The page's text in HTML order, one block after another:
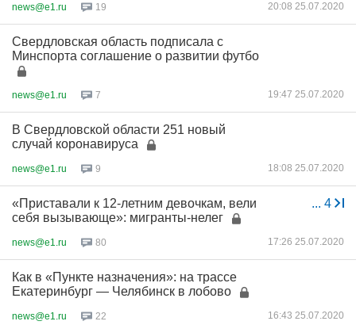
news@e1.ru 19 20:08 25.07.2020
Свердловская область подписала с
Минспорта соглашение о развитии футбо
news@e1.ru 7 19:47 25.07.2020
В Свердловской области 251 новый
случай коронавируса
news@e1.ru 9 18:08 25.07.2020
... 4
«Приставали к 12-летним девочкам, вели
себя вызывающе»: мигранты-нелег
news@e1.ru 80 17:26 25.07.2020
Как в «Пункте назначения»: на трассе
Екатеринбург — Челябинск в лобово
news@e1.ru 22 16:43 25.07.2020